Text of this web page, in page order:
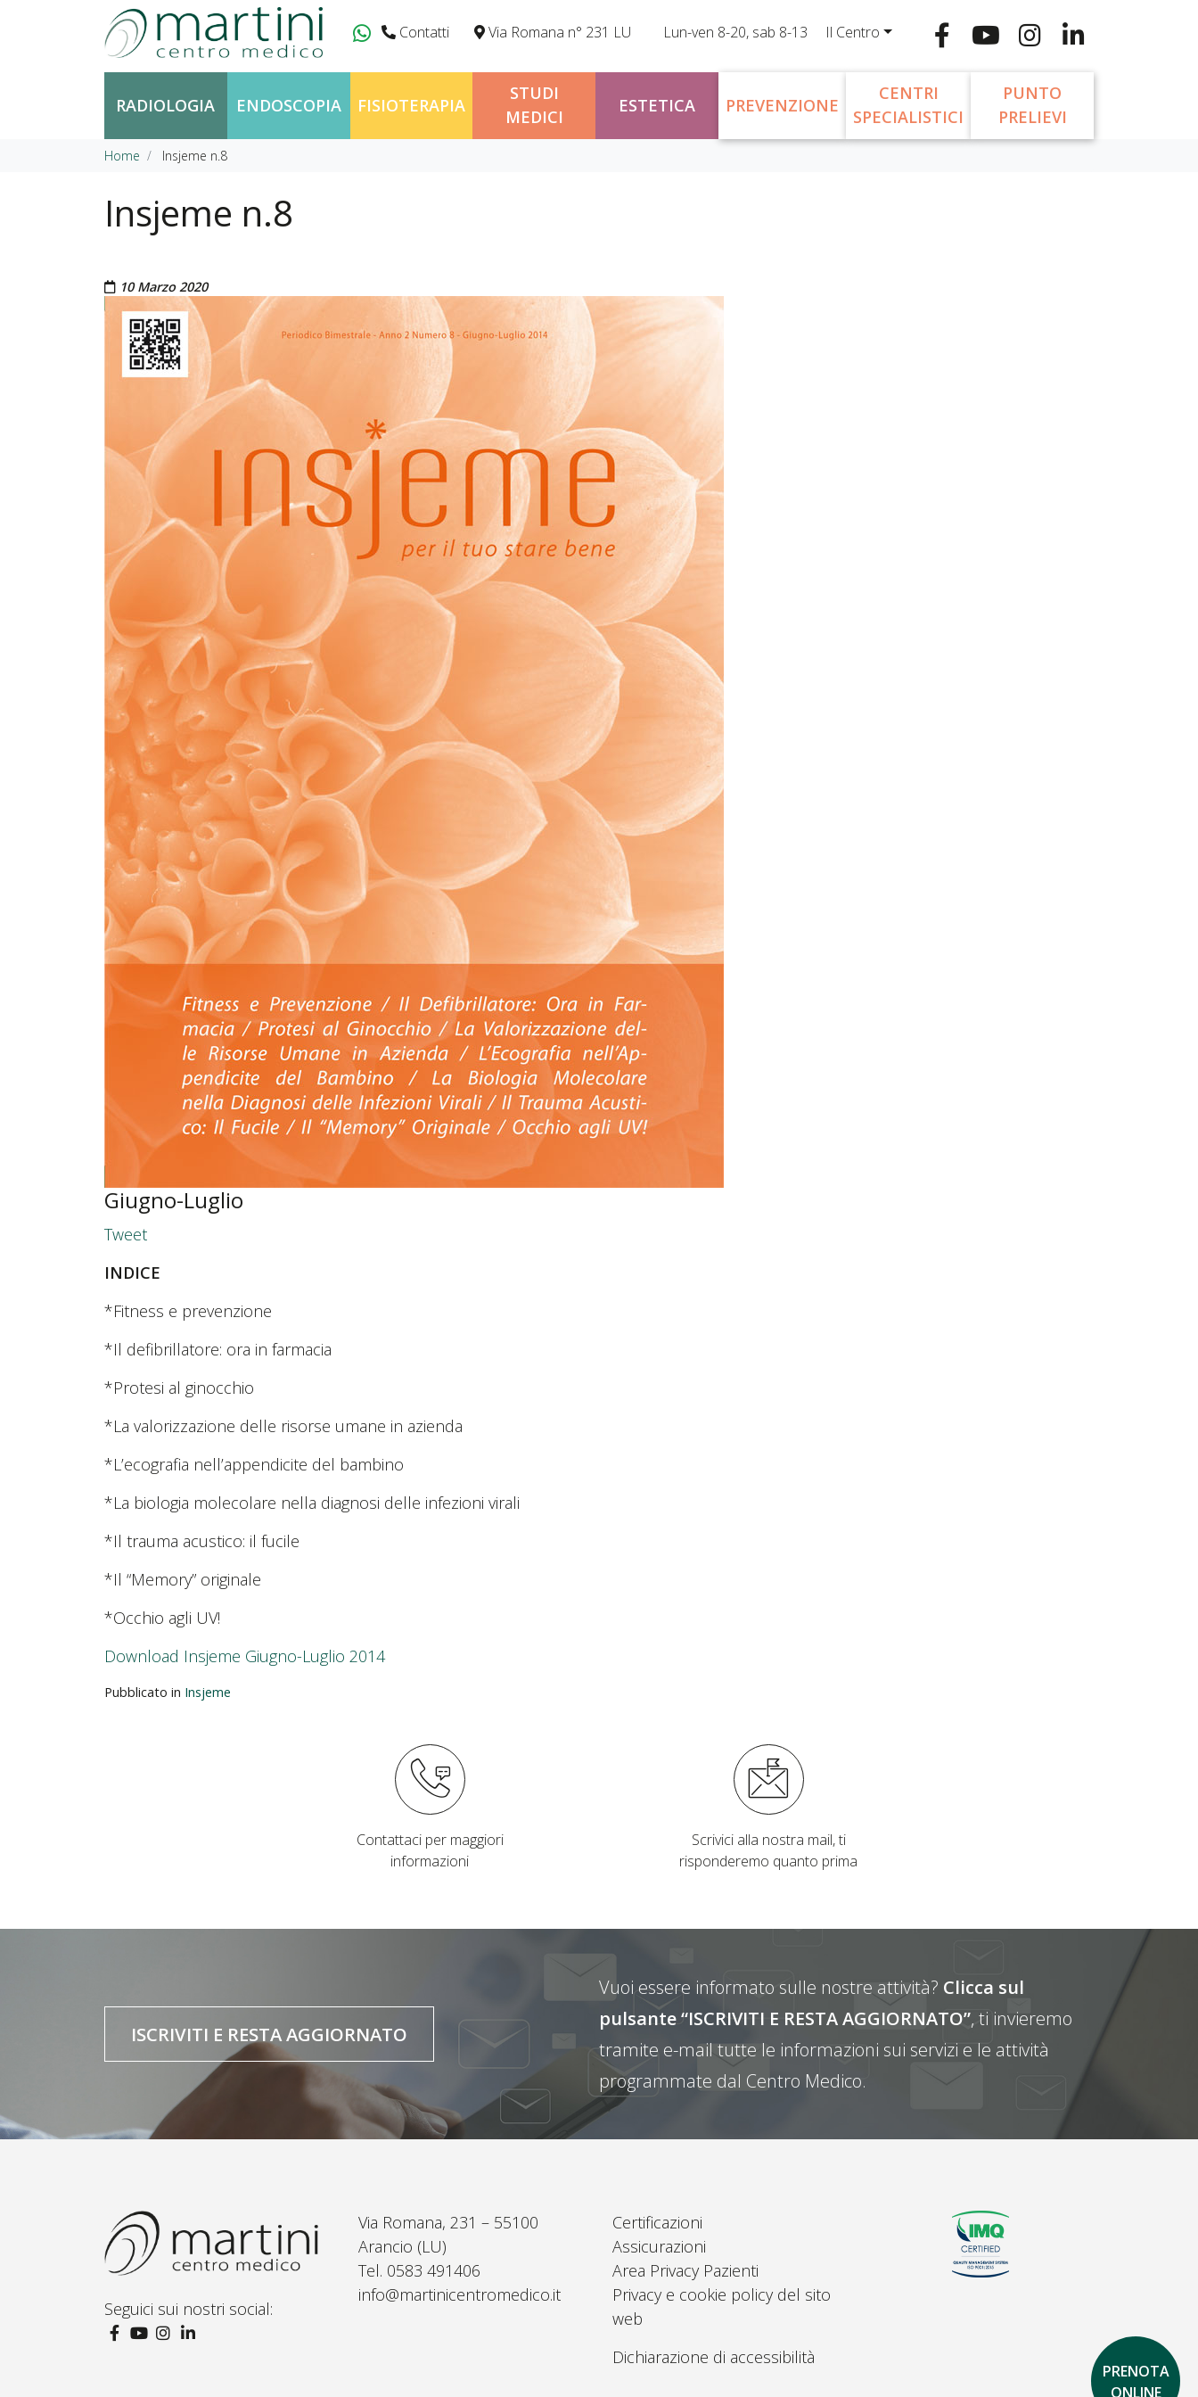
Vai al contenuto
Contatti Via Romana n° 231 LU Lun-ven 8-20, sab 8-13 Il Centro
RADIOLOGIA ENDOSCOPIA FISIOTERAPIA
STUDI
MEDICI
ESTETICA PREVENZIONE
CENTRI
SPECIALISTICI
PUNTO
PRELIEVI
Home Insjeme n.8
Insjeme n.8
Pubblicato il
10 Marzo 2020
Giugno-Luglio
Tweet
INDICE
*Fitness e prevenzione
*Il defibrillatore: ora in farmacia
*Protesi al ginocchio
*La valorizzazione delle risorse umane in azienda
*L’ecografia nell’appendicite del bambino
*La biologia molecolare nella diagnosi delle infezioni virali
*Il trauma acustico: il fucile
*Il “Memory” originale
*Occhio agli UV!
Download Insjeme Giugno-Luglio 2014
Pubblicato in Insjeme
Contattaci per maggiori
informazioni
Scrivici alla nostra mail, ti
risponderemo quanto prima
ISCRIVITI E RESTA AGGIORNATO
Vuoi essere informato sulle nostre attività? Clicca sul
pulsante “ISCRIVITI E RESTA AGGIORNATO”, ti invieremo
tramite e-mail tutte le informazioni sui servizi e le attività
programmate dal Centro Medico.
Seguici sui nostri social:
Via Romana, 231 – 55100
Arancio (LU)
Tel. 0583 491406
info@martinicentromedico.it
Certificazioni
Assicurazioni
Area Privacy Pazienti
Privacy e cookie policy del sito
web
Dichiarazione di accessibilità
PRENOTA
ONLINE